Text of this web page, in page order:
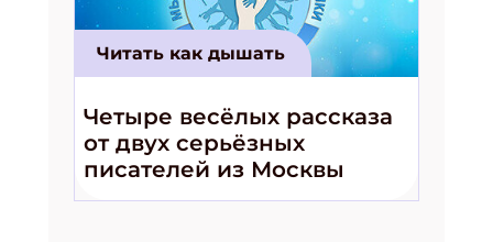
Читать как дышать
Четыре весёлых рассказа
от двух серьёзных
писателей из Москвы